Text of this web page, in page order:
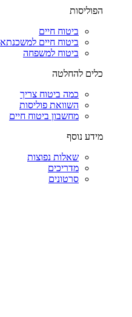
הפוליסות
ביטוח חיים
ביטוח חיים למשכנתא
ביטוח למשפחה
כלים להחלטה
כמה ביטוח צריך
השוואת פוליסות
מחשבון ביטוח חיים
מידע נוסף
שאלות נפוצות
מדריכים
סרטונים